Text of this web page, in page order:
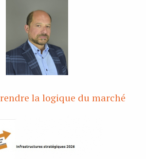
la logique du marché